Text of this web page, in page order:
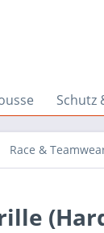
Schutz
Race &